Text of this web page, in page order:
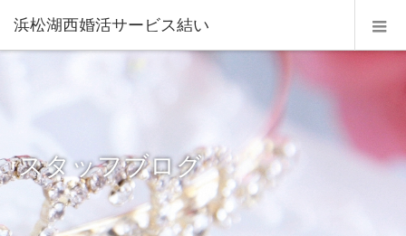
浜松湖西婚活サービス結い
スタッフブログ